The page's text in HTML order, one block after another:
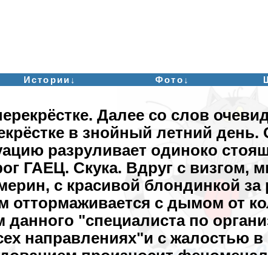
Истории↓ Фото↓
Далее со слов
в знойный летний день.
разруливает одиноко
ГАЕЦ. Скука. Вдруг с визгом,
с красивой блондинкой за
оттормаживается с дымом от
данного "специалиста по
направлениях"и с жалостью в